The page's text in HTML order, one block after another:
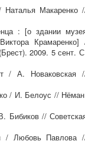
Наталья Макаренко
: [о здании
Крамаренко]
2009. 5 сент.
/ А. Новаковская
/ И. Белоус //
Бибиков //
/ Любовь Павлова